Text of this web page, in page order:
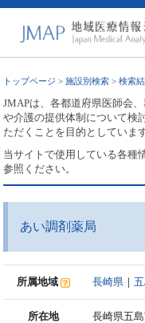
トップページ >施設別検索 >検索
JMAPは、各都道府県医師会
や介護の提供体制について検
ただくことを目的としています
当サイトで使用している各種
参照ください。
あい調剤薬局
所属地域 長崎県 ｜
所在地 長崎県五